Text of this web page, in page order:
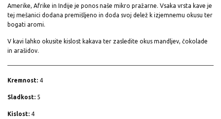
Amerike, Afrike in Indije je ponos naše mikro pražarne. Vsaka vrsta kave je
tej mešanici dodana premišljeno in doda svoj delež k izjemnemu okusu ter
bogati aromi.
V kavi lahko okusite kislost kakava ter zasledite okus mandljev, čokolade
in arašidov.
Kremnost: 4
Sladkost: 5
Kislost: 4